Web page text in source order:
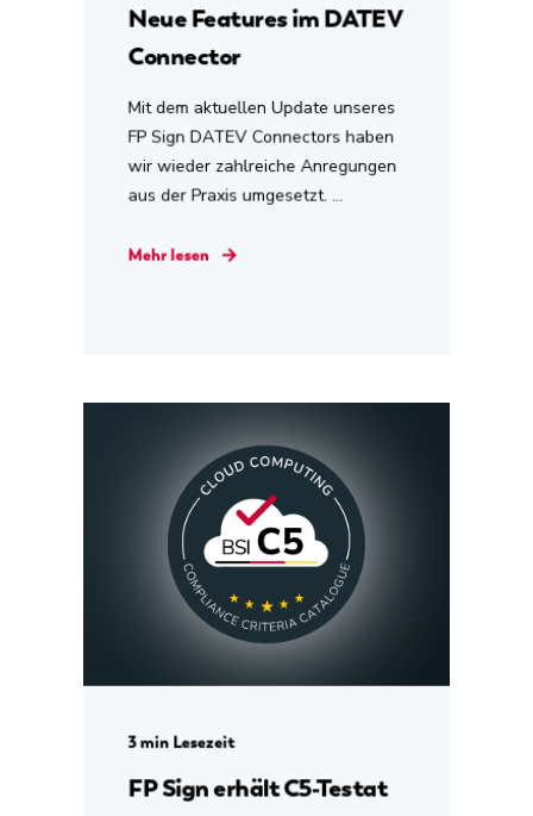
Neue Features im DATEV
Connector
Mit dem aktuellen Update unseres
FP Sign DATEV Connectors haben
wir wieder zahlreiche Anregungen
aus der Praxis umgesetzt. ...
Mehr lesen
3 min Lesezeit
FP Sign erhält C5-Testat